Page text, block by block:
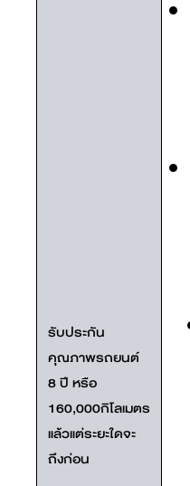
รับประกัน
คุณภาพรถยนต์
8 ปี หรือ
160,000กิโลเมตร
แล้วแต่ระยะใดจะ
ถึงก่อน